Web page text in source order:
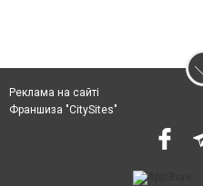
Реклама на сайті
Франшиза "CitySites"